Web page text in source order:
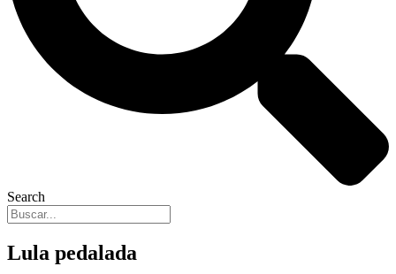
Search
Lula pedalada